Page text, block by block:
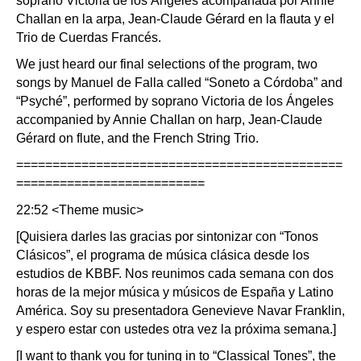
Challan en la arpa, Jean-Claude Gérard en la flauta y el
Trio de Cuerdas Francés.
We just heard our final selections of the program, two
songs by Manuel de Falla called “Soneto a Córdoba” and
“Psyché”, performed by soprano Victoria de los Ángeles
accompanied by Annie Challan on harp, Jean-Claude
Gérard on flute, and the French String Trio.
=============================================
==========================
22:52 <Theme music>
[Quisiera darles las gracias por sintonizar con “Tonos
Clásicos”, el programa de música clásica desde los
estudios de KBBF. Nos reunimos cada semana con dos
horas de la mejor música y músicos de España y Latino
América. Soy su presentadora Genevieve Navar Franklin,
y espero estar con ustedes otra vez la próxima semana.]
[I want to thank you for tuning in to “Classical Tones”, the